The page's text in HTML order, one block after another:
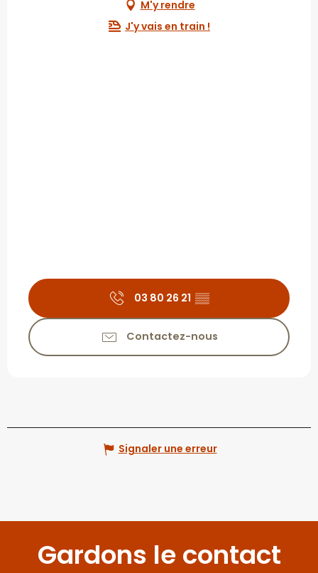
M'y rendre
J'y vais en train !
03 80 26 21 ▒▒
Contactez-nous
Signaler une erreur
Gardons le contact